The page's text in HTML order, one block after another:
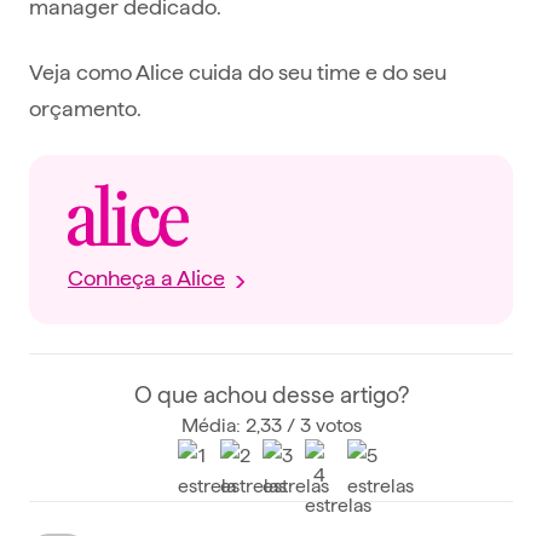
Veja como Alice cuida do seu time e do seu
orçamento.
Conheça a Alice
O que achou desse artigo?
Média: 2,33 / 3 votos